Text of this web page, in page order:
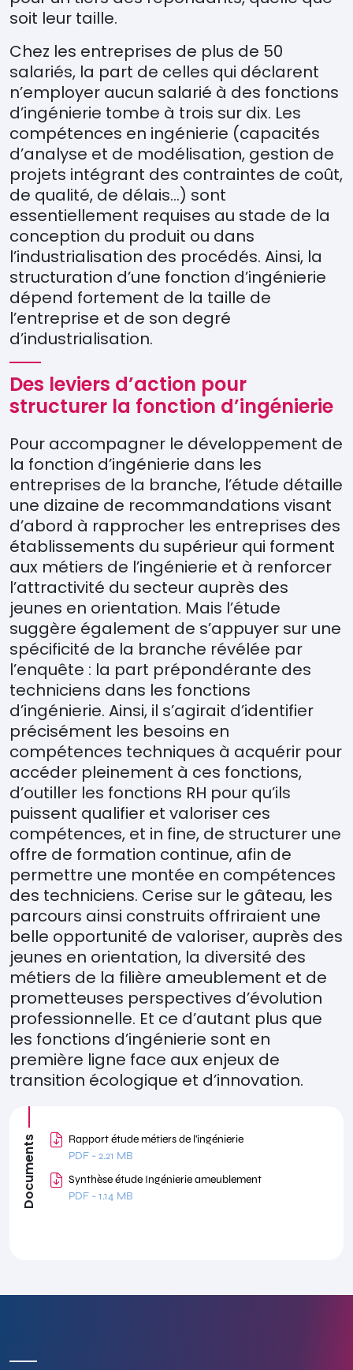
soit leur taille.
Chez les entreprises de plus de 50
salariés, la part de celles qui déclarent
n’employer aucun salarié à des fonctions
d’ingénierie tombe à trois sur dix. Les
compétences en ingénierie (capacités
d’analyse et de modélisation, gestion de
projets intégrant des contraintes de coût,
de qualité, de délais…) sont
essentiellement requises au stade de la
conception du produit ou dans
l’industrialisation des procédés. Ainsi, la
structuration d’une fonction d’ingénierie
dépend fortement de la taille de
l’entreprise et de son degré
d’industrialisation.
Des leviers d’action pour
structurer la fonction d’ingénierie
Pour accompagner le développement de
la fonction d’ingénierie dans les
entreprises de la branche, l’étude détaille
une dizaine de recommandations visant
d’abord à rapprocher les entreprises des
établissements du supérieur qui forment
aux métiers de l’ingénierie et à renforcer
l’attractivité du secteur auprès des
jeunes en orientation. Mais l’étude
suggère également de s’appuyer sur une
spécificité de la branche révélée par
l’enquête : la part prépondérante des
techniciens dans les fonctions
d’ingénierie. Ainsi, il s’agirait d’identifier
précisément les besoins en
compétences techniques à acquérir pour
accéder pleinement à ces fonctions,
d’outiller les fonctions RH pour qu’ils
puissent qualifier et valoriser ces
compétences, et in fine, de structurer une
offre de formation continue, afin de
permettre une montée en compétences
des techniciens. Cerise sur le gâteau, les
parcours ainsi construits offriraient une
belle opportunité de valoriser, auprès des
jeunes en orientation, la diversité des
métiers de la filière ameublement et de
prometteuses perspectives d’évolution
professionnelle. Et ce d’autant plus que
les fonctions d’ingénierie sont en
première ligne face aux enjeux de
transition écologique et d’innovation.
Documents
Rapport étude métiers de l'ingénierie
PDF - 2.21 MB
Synthèse étude Ingénierie ameublement
PDF - 1.14 MB